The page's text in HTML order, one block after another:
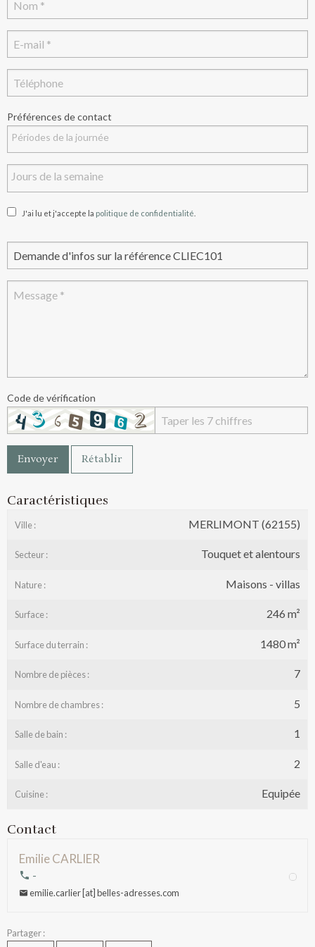
Préférences de contact
J'ai lu et j'accepte la politique de confidentialité
Code de vérification
Envoyer Rétablir
Caractéristiques
Ville : MERLIMONT (62155)
Secteur : Touquet et alentours
Nature : Maisons - villas
Surface : 246 m²
Surface du terrain : 1480 m²
Nombre de pièces : 7
Nombre de chambres : 5
Salle de bain : 1
Salle d'eau : 2
Cuisine : Equipée
Contact
Emilie CARLIER
-
emilie.carlier [at] belles-adresses.com
Partager :